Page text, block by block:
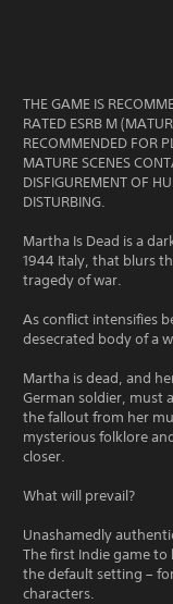
THE GAME IS
RATED ESRB M
RECOMMENDED FOR
MATURE SCENES
DISFIGUREMENT OF
DISTURBING.
Martha Is Dead is a
1944 Italy, that blurs
tragedy of war.
As conflict intensifies
desecrated body of a
Martha is dead, and
German soldier, must
the fallout from her
mysterious folklore
closer.
What will prevail?
Unashamedly
The first Indie game
the default setting –
characters.